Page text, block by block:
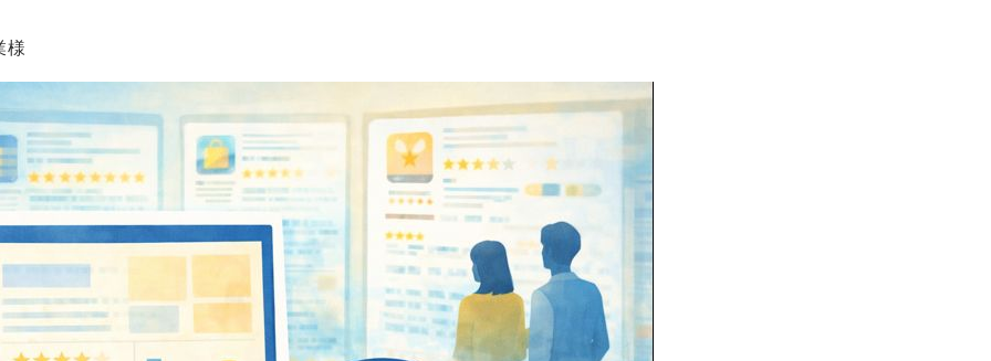
様